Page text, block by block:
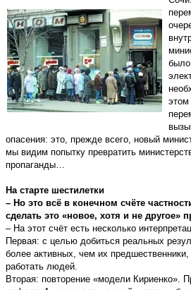
было
этом
опасения: это, прежде всего, новый
мы видим попытку превратить
пропаганды…
На старте шестилетки
– Но это всё в конечном счёте
сделать это «новое, хотя и не другое»
– На этот счёт есть несколько
Первая: с целью добиться реальных
более активных, чем их
работать людей.
Вторая: повторение «модели Кириенко».